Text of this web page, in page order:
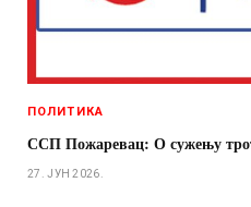
ПОЛИТИКА
ССП Пожаревац: О сужењу
27. ЈУН 2026.